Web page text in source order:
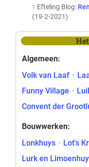
↑ Efteling Blog:
(19-2-2021)
Algemeen:
Volk van Laaf ·
Funny Village ·
Convent der
Bouwwerken:
Lonkhuys · Lot's
Lurk en